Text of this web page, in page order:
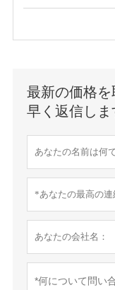
最新の価格
早く返信しま